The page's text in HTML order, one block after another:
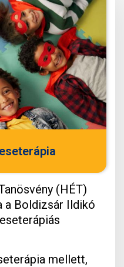
(HÉT)
a Boldizsár Ildikó
mellett,